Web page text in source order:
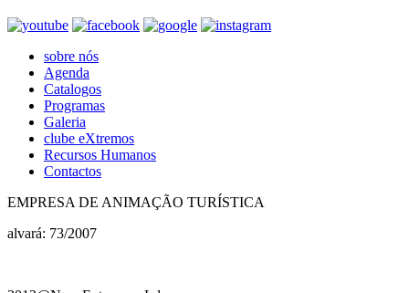
sobre nós
Agenda
Catalogos
Programas
Galeria
clube eXtremos
Recursos Humanos
Contactos
EMPRESA DE ANIMAÇÃO TURÍSTICA
alvará: 73/2007